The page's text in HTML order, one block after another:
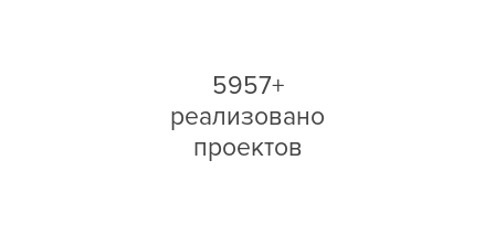
5957+
реализовано
проектов